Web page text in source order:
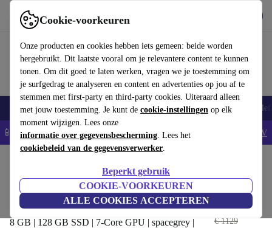
Cookie-voorkeuren
Onze producten en cookies hebben iets gemeen: beide worden
hergebruikt. Dit laatste vooral om je relevantere content te kunnen
tonen. Om dit goed te laten werken, vragen we je toestemming om
je surfgedrag te analyseren en content en advertenties op jou af te
stemmen met first-party en third-party cookies. Uiteraard alleen
met jouw toestemming. Je kunt de cookie-instellingen op elk
moment wijzigen. Lees onze
informatie over gegevensbescherming. Lees het
cookiebeleid van de gegevensverwerker.
Beperkt gebruik
COOKIE-VOORKEUREN
ALLE COOKIES ACCEPTEREN
Gebruik refurbed snel en eenvoudig
Smartphones Laptops Tablets Smartwatches Accessoires
📱5% EXTRA korting op alle iPhones – Code: IPHONEDEAL - AV
Apple MacBook Air 2020 | 13.3-
inch | M1
8 GB | 128 GB SSD | 7-Core GPU | spacegrey |
€ 442,99
€ 1129